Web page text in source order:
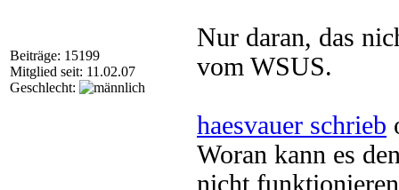
Beiträge: 15199
Mitglied seit: 11.02.07
Geschlecht:
Nur daran, das
vom WSUS.
haesvauer schrieb
Woran kann es
nicht